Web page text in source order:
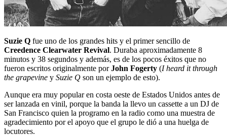
Suzie Q fue uno de los grandes hits y el primer sencillo de
Creedence Clearwater Revival. Duraba aproximadamente 8
minutos y 38 segundos y además, es de los pocos éxitos que no
fueron escritos originalmente porJohn Fogerty (I heard it through
the grapevine y Suzie Q son un ejemplo de esto).
Aunque era muy popular en costa oeste de Estados Unidos antes de
ser lanzada en vinil, porque la banda la llevo un cassette a un DJ de
San Francisco quien la programo en la radio como una muestra de
agradecimiento por el apoyo que el grupo le dió a una huelga de
locutores.